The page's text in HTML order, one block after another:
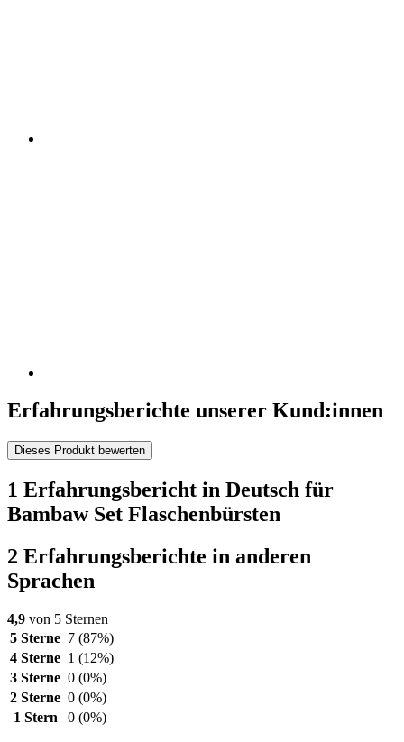
Erfahrungsberichte unserer Kund:innen
Dieses Produkt bewerten
1 Erfahrungsbericht in Deutsch für
Bambaw Set Flaschenbürsten
2 Erfahrungsberichte in anderen
Sprachen
4,9 von 5 Sternen
5 Sterne 7 (87%)
4 Sterne 1 (12%)
3 Sterne 0 (0%)
2 Sterne 0 (0%)
1 Stern
0 (0%)